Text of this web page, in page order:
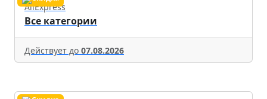
AliExpress
Все категории
Действует до 07.08.2026